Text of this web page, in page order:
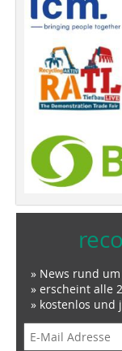
» News rund
» erscheint alle
» kostenlos und